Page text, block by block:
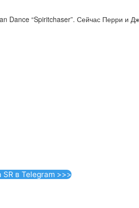
Dance “Spiritchaser”. Сейчас Перри и
в Telegram >>>